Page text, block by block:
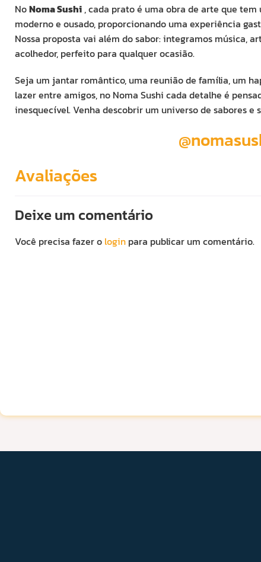
NoNoma Sushi , cada prato é uma obra de arte que
moderno e ousado, proporcionando uma experiência
Nossa proposta vai além do sabor: integramos música,
acolhedor, perfeito para qualquer ocasião.
Seja um jantar romântico, uma reunião de família, um
lazer entre amigos, no Noma Sushi cada detalhe é
inesquecível. Venha descobrir um universo de sabores e
Avaliações
Deixe um comentário
Você precisa fazer o login para publicar um comentário.